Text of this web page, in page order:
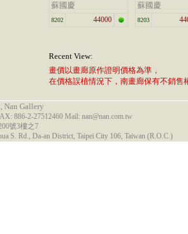
蘇國慶
8202 44000
蘇國慶
8203
Recent View:
畫價以畫廊原作證明價格為準，
在價格誤植情況下，南畫廊保有不銷售
Nan Gallery
886-2-27512460 Mail: nan@nan.com.tw
號3樓之7
S. Rd., Da-an District, Taipei City 106, Taiwan (R.O.C.)